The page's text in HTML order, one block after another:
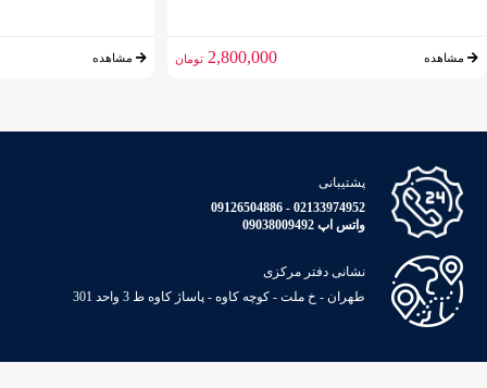
مشاهده 2,800,000 تومان مشاهده
پشتیبانی
02133974952 - 09126504886
واتس اپ 09038009492
نشانی دفتر مرکزی
طهران - خ ملت - کوچه کاوه - پاساژ کاوه ط 3 واحد 301